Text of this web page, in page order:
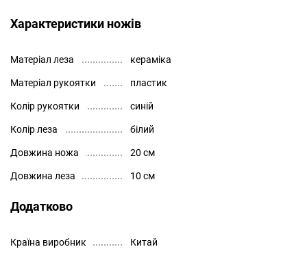
Характеристики ножів
Матеріал леза кераміка
Матеріал рукоятки пластик
Колір рукоятки синій
Колір леза білий
Довжина ножа 20 см
Довжина леза 10 см
Додатково
Країна виробник Китай